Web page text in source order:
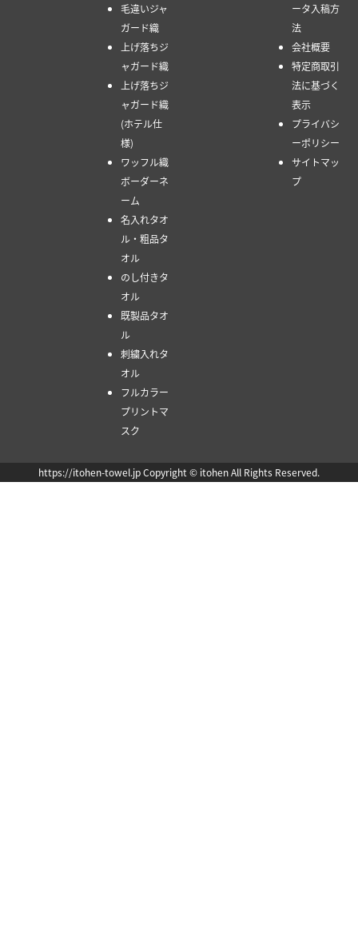
毛違いジャ
ガード織
上げ落ちジ
ャガード織
上げ落ちジ
ャガード織
(ホテル仕
様)
ワッフル織
ボーダーネ
ーム
名入れタオ
ル・粗品タ
オル
のし付きタ
オル
既製品タオ
ル
刺繍入れタ
オル
フルカラー
プリントマ
スク
ータ入稿方
法
会社概要
特定商取引
法に基づく
表示
プライバシ
ーポリシー
サイトマッ
プ
https://itohen-towel.jp Copyright © itohen All Rights Reserved.